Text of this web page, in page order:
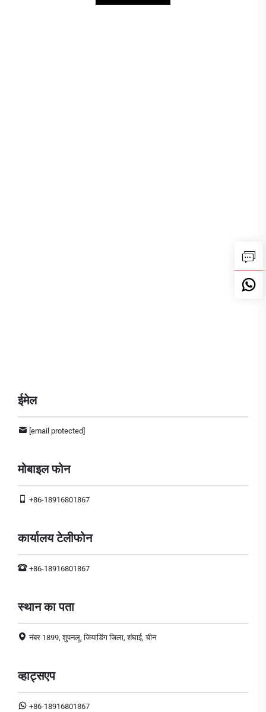
ईमेल
[email protected]
मोबाइल फोन
+86-18916801867
कार्यालय टेलीफोन
+86-18916801867
स्थान का पता
नंबर 1899, शुपनलू, जियाडिंग जिला, शंघाई, चीन
व्हाट्सएप
+86-18916801867